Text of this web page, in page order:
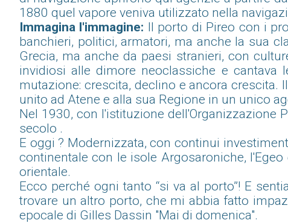
1880 quel vapore veniva utilizzato nella
Immagina l'immagine: Il porto di Pireo con i
banchieri, politici, armatori, ma anche la sua
Grecia, ma anche da paesi stranieri, con
invidiosi alle dimore neoclassiche e
mutazione: crescita, declino e ancora
unito ad Atene e alla sua Regione in un unico
Nel 1930, con l'istituzione dell'Organizzazione
secolo .
E oggi ? Modernizzata, con continui
continentale con le isole Argosaroniche,
orientale.
Ecco perché ogni tanto “si va al porto”! E
trovare un altro porto, che mi abbia fatto
epocale di Gilles Dassin "Mai di domenica".